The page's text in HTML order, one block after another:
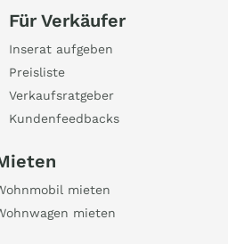
Für Verkäufer
Inserat aufgeben
Preisliste
Verkaufsratgeber
Kundenfeedbacks
mieten
mieten